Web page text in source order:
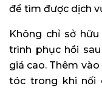
để tìm được dịch
Không chỉ sở
trình phục hồi
giá cao. Thêm
tóc trong khi nối